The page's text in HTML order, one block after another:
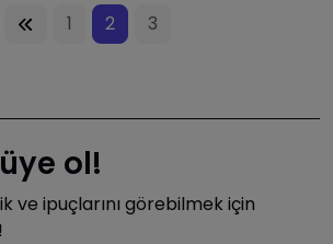
1 2 3
ol!
ve ipuçlarını görebilmek için